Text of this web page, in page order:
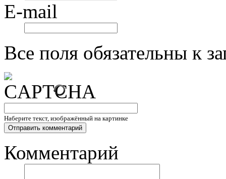
E-mail
Все поля обязательны к
Наберите текст, изображённый на картинке
Комментарий